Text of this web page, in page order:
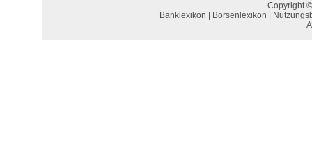
Copyright
Banklexikon
Börsenlexikon